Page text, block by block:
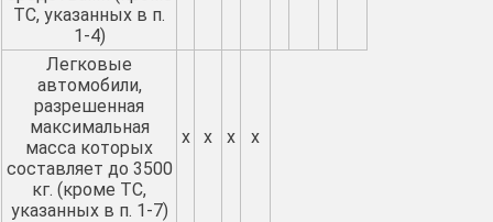
ТС, указанных в п.
1-4)
Легковые
автомобили,
разрешенная
максимальная
масса которых
составляет до 3500
кг. (кроме ТС,
указанных в п. 1-7)
х х х х